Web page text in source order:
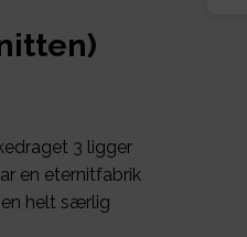
3 ligger
en eternitfabrik
helt særlig